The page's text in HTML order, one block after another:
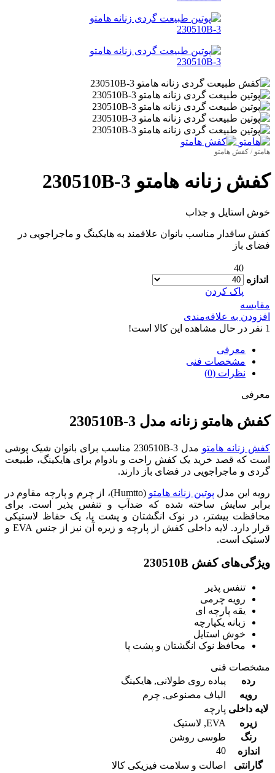
هامتو / کفش هامتو
کفش زنانه هامتو 230510B-3
خوش استایل و جذاب
کفش ساقدار مناسب بانوان علاقمند به هایکینگ و ماجراجویی در
فضای باز
اندازه
40
پاک کردن
مقایسه
افزودن به علاقه‌مندی
1 نفر در حال مشاهده این کالا است!
معرفی
مشخصات فنی
نظرات (0)
معرفی
کفش هامتو زنانه مدل 230510B-3
کفش زنانه هامتو
مدل 230510B-3 مناسب برای بانوان شیک پوشی
است که قصد خرید یک کفش راحت و بادوام برای هایکینگ، طبیعت
گردی و ماجراجویی در فضای باز دارند.
رویه این مدل پوتین زنانه هامتو
(Humtto)، از چرم و پارچه مقاوم در
برابر سایش ساخته شده که ضدآب و تنفس پذیر است. برای
محافظت بیشتر، در نوک انگشتان و پشت پا، یک حفاظ لاستیکی
قرار دارد. لایه داخلی کفش از پارچه و زیره آن نیز از جنس EVA و
لاستیک است.
ویژگی‌های کفش 230510B
تنفس پذیر
رویه چرمی
یقه پارچه ای
زبانه یکپارچه
خوش استایل
محافظ نوک انگشتان و پشت پا
مشخصات فنی
رده
پیاده روی طولانی, هایکینگ
رویه
الیاف مصنوعی, چرم
لایه داخلی پارچه
زیره
EVA
, لاستیک
رنگ
طوسی روشن
اندازه
40
گارانتی
اصالت و سلامت فیزیکی کالا